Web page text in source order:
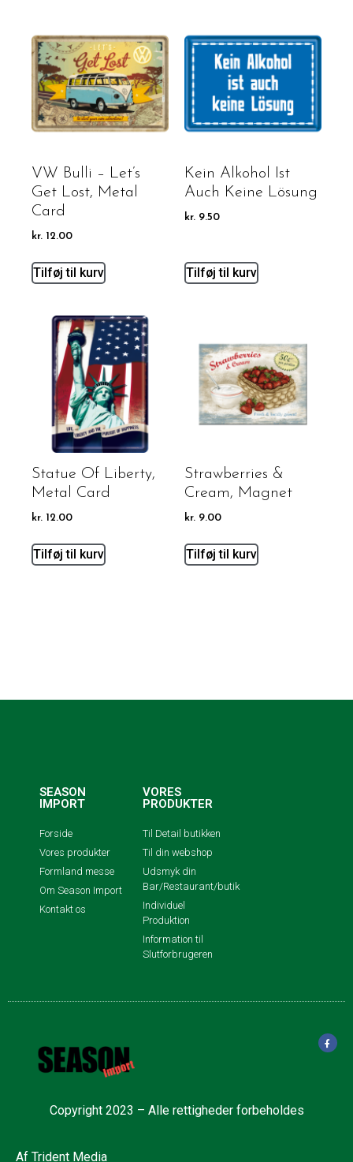
VW Bulli – Let’s
Get Lost, Metal
Card
kr. 12.00
Tilføj til kurv
Kein Alkohol Ist
Auch Keine Lösung
kr. 9.50
Tilføj til kurv
Statue Of Liberty,
Metal Card
kr. 12.00
Tilføj til kurv
Strawberries &
Cream, Magnet
kr. 9.00
Tilføj til kurv
SEASON
IMPORT
Forside
Vores produkter
Formland messe
Om Season Import
Kontakt os
VORES
PRODUKTER
Til Detail butikken
Til din webshop
Udsmyk din
Bar/Restaurant/butik
Individuel
Produktion
Information til
Slutforbrugeren
Copyright 2023 – Alle rettigheder forbeholdes
Af Trident Media